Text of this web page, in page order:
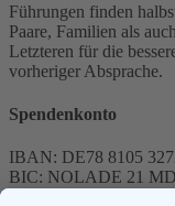
Führungen finden
Paare, Familien als
Letzteren für die
vorheriger Absprache.
Spendenkonto
IBAN: DE78 8105
BIC: NOLADE 21